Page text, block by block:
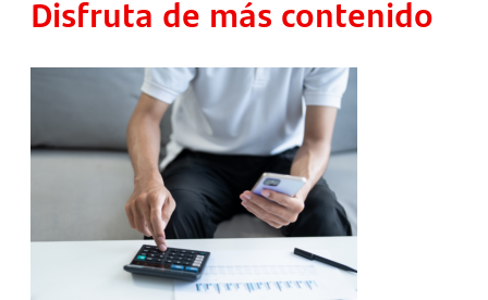
Disfruta de más contenido